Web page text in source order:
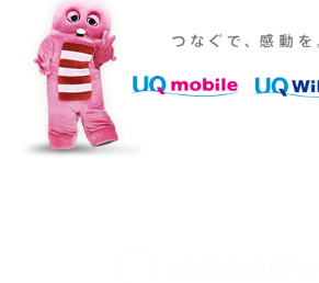
iPhone 16eとiPhone 14を徹底比較！スペック・機能
iPhone 16シリーズのモデルを比較！価格・サイズ・
iPhone 16とiPhone 15の違いは？カメラ・スペック・